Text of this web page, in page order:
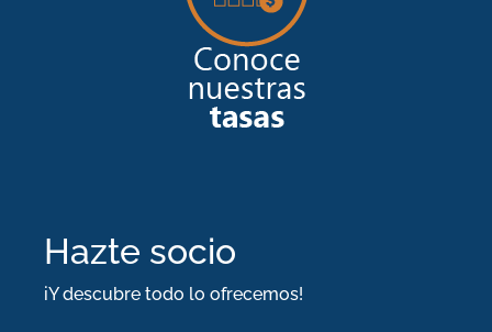
Cuenta
Cash
Hazte socio
iY descubre todo lo ofrecemos!